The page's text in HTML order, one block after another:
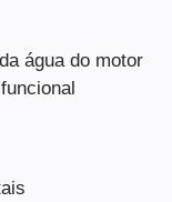
água do motor